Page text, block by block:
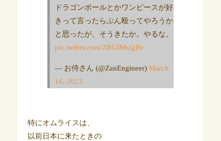
ドラゴンボールとかワンピースが好
きって言ったらぶん殴ってやろうか
と思ったが、そうきたか。やるな。
pic.twitter.com/ZRGIMsfgBe
— お侍さん (@ZanEngineer) March
16, 2023
特にオムライスは、
以前日本に来たときの